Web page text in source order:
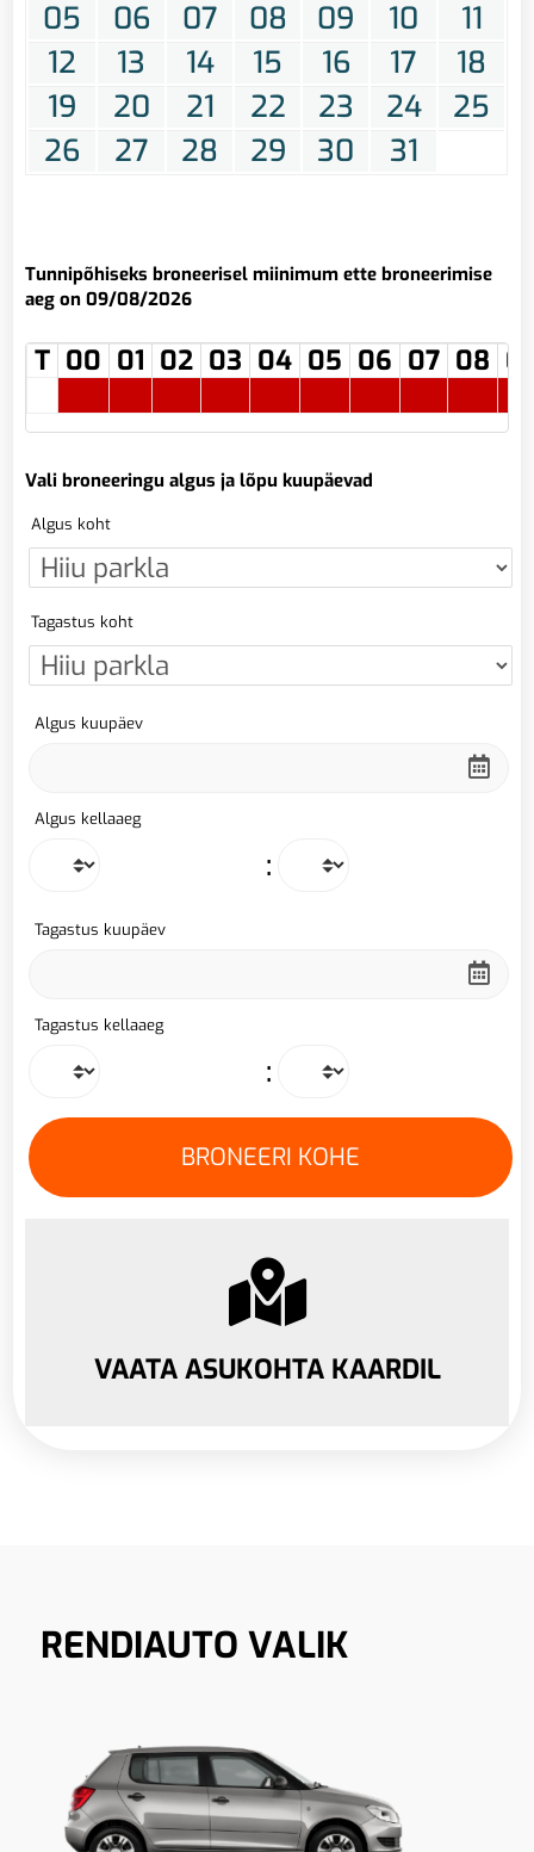
05 06 07 08 09 10
11
12
13 14 15 16 17
18
19
20 21 22 23 24
25
26
27 28 29 30 31
Tunnipõhiseks broneerisel miinimum ette broneerimise
aeg on 09/08/2026
T 00 01 02 03 04 05 06 07 08
Vali broneeringu algus ja lõpu kuupäevad
Algus koht
Tagastus koht
Algus kuupäev
Algus kellaaeg
:
Tagastus kuupäev
Tagastus kellaaeg
:
VAATA ASUKOHTA KAARDIL
RENDIAUTO VALIK